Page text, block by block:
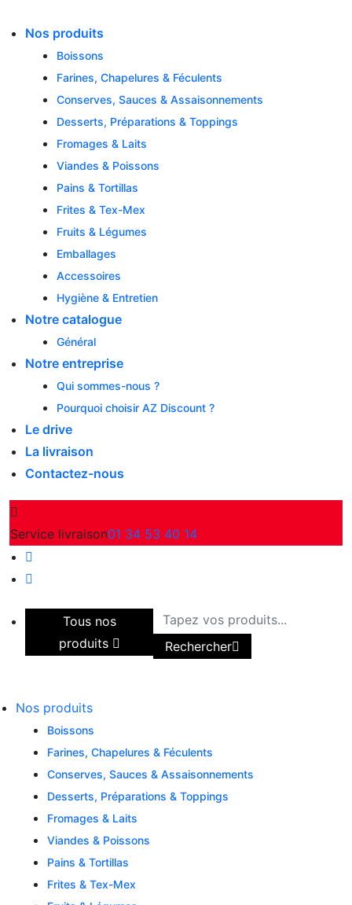
content
Nos produits
Boissons
Farines, Chapelures & Féculents
Conserves, Sauces & Assaisonnements
Desserts, Préparations & Toppings
Fromages & Laits
Viandes & Poissons
Pains & Tortillas
Frites & Tex-Mex
Fruits & Légumes
Emballages
Accessoires
Hygiène & Entretien
Notre catalogue
Général
Notre entreprise
Qui sommes-nous ?
Pourquoi choisir AZ Discount ?
Le drive
La livraison
Contactez-nous
Service livraison01 34 53 40 14
Tous nos
produits
Rechercher
Nos produits
Boissons
Farines, Chapelures & Féculents
Conserves, Sauces & Assaisonnements
Desserts, Préparations & Toppings
Fromages & Laits
Viandes & Poissons
Pains & Tortillas
Frites & Tex-Mex